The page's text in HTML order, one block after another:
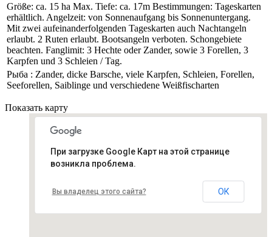
Größe: ca. 15 ha Max. Tiefe: ca. 17m Bestimmungen: Tageskarten
erhältlich. Angelzeit: von Sonnenaufgang bis Sonnenuntergang.
Mit zwei aufeinanderfolgenden Tageskarten auch Nachtangeln
erlaubt. 2 Ruten erlaubt. Bootsangeln verboten. Schongebiete
beachten. Fanglimit: 3 Hechte oder Zander, sowie 3 Forellen, 3
Karpfen und 3 Schleien / Tag.
Рыба : Zander, dicke Barsche, viele Karpfen, Schleien, Forellen,
Seeforellen, Saiblinge und verschiedene Weißfischarten
Показать карту
При загрузке Google Карт на этой странице
возникла проблема.
Вы владелец этого сайта? ОК